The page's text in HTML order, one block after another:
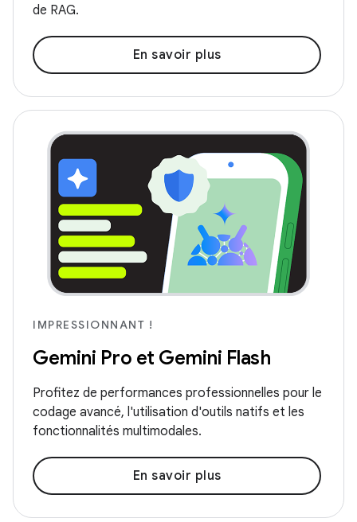
de RAG.
En savoir plus
IMPRESSIONNANT !
Gemini Pro et Gemini Flash
Profitez de performances professionnelles pour le
codage avancé, l'utilisation d'outils natifs et les
fonctionnalités multimodales.
En savoir plus